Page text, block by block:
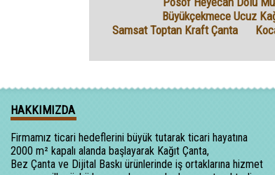
Büyükçekmece Ucuz
Samsat Toptan Kraft Çanta
HAKKIMIZDA
Firmamız ticari hedeflerini büyük tutarak ticari hayatına
2000 m² kapalı alanda başlayarak Kağıt Çanta,
Bez Çanta ve Dijital Baskı ürünlerinde iş ortaklarına hizmet